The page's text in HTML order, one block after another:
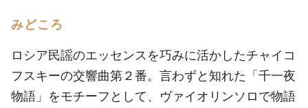
みどころ
ロシア民謡のエッセンスを巧みに活かしたチャイコ
フスキーの交響曲第２番。言わずと知れた「千一夜
物語」をモチーフとして、ヴァイオリンソロで物語